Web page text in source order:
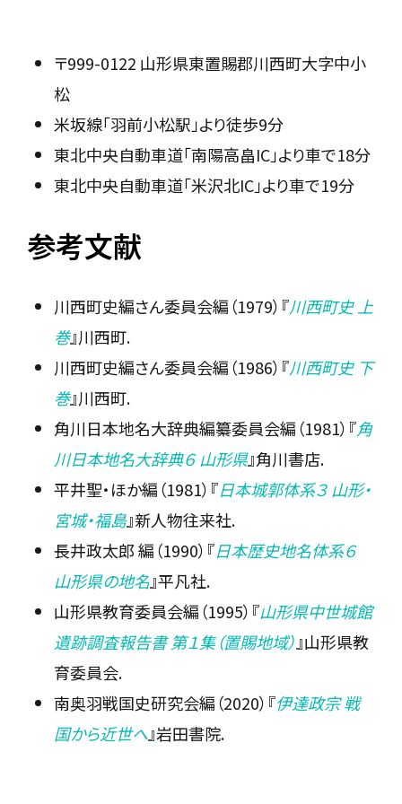
〒999-0122 山形県東置賜郡川西町大字中小
松
米坂線「羽前小松駅」より徒歩9分
東北中央自動車道「南陽高畠IC」より車で18分
東北中央自動車道「米沢北IC」より車で19分
参考文献
川西町史編さん委員会編（1979）『川西町史 上
巻』川西町.
川西町史編さん委員会編（1986）『川西町史 下
巻』川西町.
角川日本地名大辞典編纂委員会編（1981）『角
川日本地名大辞典６ 山形県』角川書店.
平井聖・ほか編（1981）『日本城郭体系３ 山形・
宮城・福島』新人物往来社.
長井政太郎 編（1990）『日本歴史地名体系６
山形県の地名』平凡社.
山形県教育委員会編（1995）『山形県中世城館
遺跡調査報告書 第１集（置賜地域） 』山形県教
育委員会.
南奥羽戦国史研究会編（2020）『伊達政宗 戦
国から近世へ』岩田書院.